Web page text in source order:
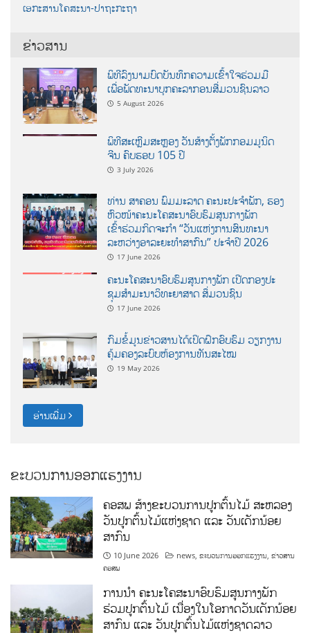
ເອກະສານໂຄສະນາ-ປາຖະກະຖາ
ຂ່າວສານ
ພິທີລົງນາມບົດບັນທຶກຄວາມເຂົ້າໃຈຮ່ວມມື
ເພື່ອພັດທະນາບຸກຄະລາກອນສື່ມວນຊົນລາວ
5 August 2026
ພິທີສະເຫຼີມສະຫຼອງ ວັນສ້າງຕັ້ງພັກກອມມູນິດ
ຈີນ ຄົບຮອບ 105 ປີ
3 July 2026
ທ່ານ ສາຄອນ ພົມມະລາດ ຄະນະປະຈໍາພັກ, ຮອງ
ຫົວໜ້າຄະນະໂຄສະນາອົບຮົມສູນກາງພັກ
ເຂົ້າຮ່ວມກິດຈະກຳ “ວັນແຫ່ງການສົນທະນາ
ລະຫວ່າງອາລະຍະທຳສາກົນ” ປະຈຳປີ 2026
17 June 2026
ຄະນະໂຄສະນາອົບຮົມສູນກາງພັກ ເປີດກອງປະ
ຊຸມສຳມະນາວິທະຍາສາດ ສຶ່ມວນຊົນ
17 June 2026
ກົມຂໍ້ມູນຂ່າວສານໄດ້ເປິດຝຶກອົບຮົມ ວຽກງານ
ຄຸ້ມຄອງລະບົບຫ້ອງການທັນສະໄໝ
19 May 2026
ອ່ານເພີ່ມ
ຂະບວນການອອກແຮງງານ
ຄອສພ ສ້າງຂະບວນການປູກຕົ້ນໄມ້ ສະຫລອງ
ວັນປູກຕົ້ນໄມ້ແຫ່ງຊາດ ແລະ ວັນເດັກນ້ອຍ
ສາກົນ
10 June 2026 news ,ຂະບວນການອອກແຮງງານ ,ຂ່າວສານ
ຄອສພ
ການນໍາ ຄະນະໂຄສະນາອົບຮົມສູນກາງພັກ
ຮ່ວມປູກຕົ້ນໄມ້ ເນື່ອງໃນໂອກາດວັນເດັກນ້ອຍ
ສາກົນ ແລະ ວັນປູກຕົ້ນໄມ້ແຫ່ງຊາດລາວ